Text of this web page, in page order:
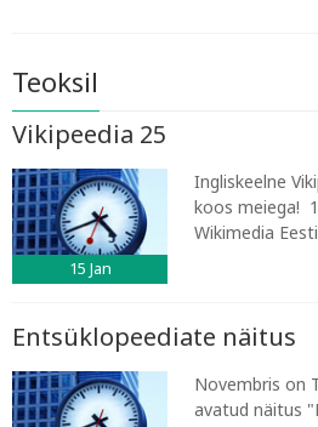
Teoksil
Vikipeedia 25
15 Jan
Ingliskeelne
koos meiega!
Wikimedia
Entsüklopeediate näitus
Novembris on
avatud näitus